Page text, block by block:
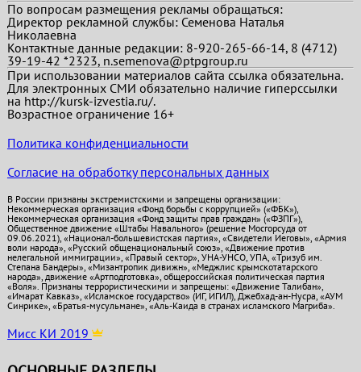
По вопросам размещения рекламы обращаться:
Директор рекламной службы: Семенова Наталья
Николаевна
Контактные данные редакции: 8-920-265-66-14, 8 (4712)
39-19-42 *2323, n.semenova@ptpgroup.ru
При использовании материалов сайта ссылка обязательна.
Для электронных СМИ обязательно наличие гиперссылки
на http://kursk-izvestia.ru/.
Возрастное ограничение 16+
Политика конфиденциальности
Согласие на обработку персональных данных
В России признаны экстремистскими и запрещены организации:
Некоммерческая организация «Фонд борьбы с коррупцией» («ФБК»),
Некоммерческая организация «Фонд защиты прав граждан» («ФЗПГ»),
Общественное движение «Штабы Навального» (решение Мосгорсуда от
09.06.2021), «Национал-большевистская партия», «Свидетели Иеговы», «Армия
воли народа», «Русский общенациональный союз», «Движение против
нелегальной иммиграции», «Правый сектор», УНА-УНСО, УПА, «Тризуб им.
Степана Бандеры», «Мизантропик дивижн», «Меджлис крымскотатарского
народа», движение «Артподготовка», общероссийская политическая партия
«Воля». Признаны террористическими и запрещены: «Движение Талибан»,
«Имарат Кавказ», «Исламское государство» (ИГ, ИГИЛ), Джебхад-ан-Нусра, «АУМ
Синрике», «Братья-мусульмане», «Аль-Каида в странах исламского Магриба».
Мисс КИ 2019